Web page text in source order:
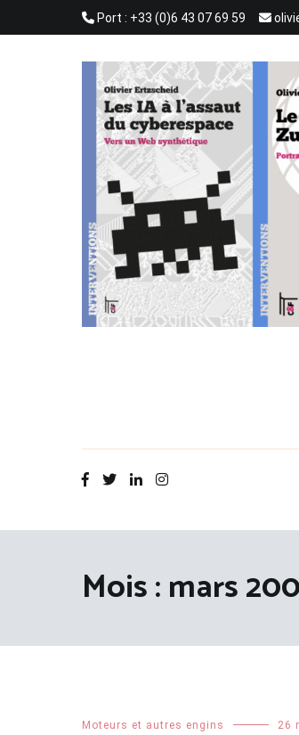
Port : +33 (0)6 43 07 69 59
Mois :mars
Moteurs et autres engins 26